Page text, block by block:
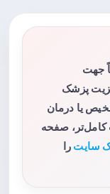
جهت
پزشک
یا درمان
کامل‌تر، صفحه
سایت را